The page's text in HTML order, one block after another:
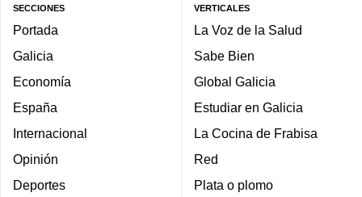
SECCIONES
Portada
Galicia
Economía
España
Internacional
Opinión
Deportes
VERTICALES
La Voz de la Salud
Sabe Bien
Global Galicia
Estudiar en Galicia
La Cocina de Frabisa
Red
Plata o plomo